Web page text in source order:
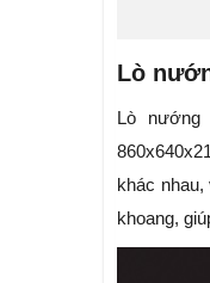
Lò
Lò nướng
khác
khoang,